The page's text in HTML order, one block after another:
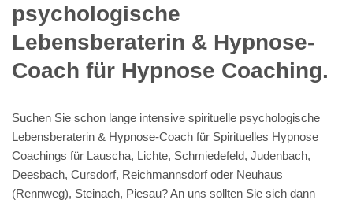
psychologische
Lebensberaterin & Hypnose-
Coach für Hypnose Coaching.
Suchen Sie schon lange intensive spirituelle psychologische
Lebensberaterin & Hypnose-Coach für Spirituelles Hypnose
Coachings für Lauscha, Lichte, Schmiedefeld, Judenbach,
Deesbach, Cursdorf, Reichmannsdorf oder Neuhaus
(Rennweg), Steinach, Piesau? An uns sollten Sie sich dann